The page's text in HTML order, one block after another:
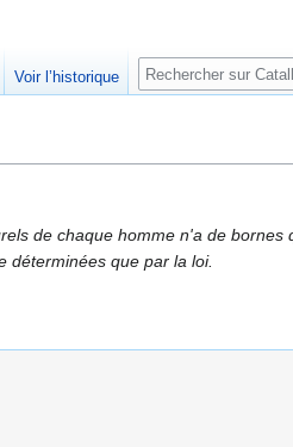
de chaque homme n'a de bornes
déterminées que par la loi.
Voir l’historique Rechercher